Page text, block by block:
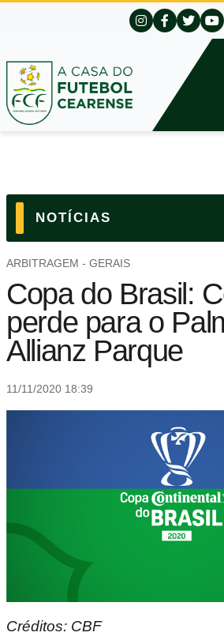
NOTÍCIAS
ARBITRAGEM - GERAIS
Copa do Brasil:
perde para o
Allianz Parque
11/11/2020 18:39
Créditos: CBF